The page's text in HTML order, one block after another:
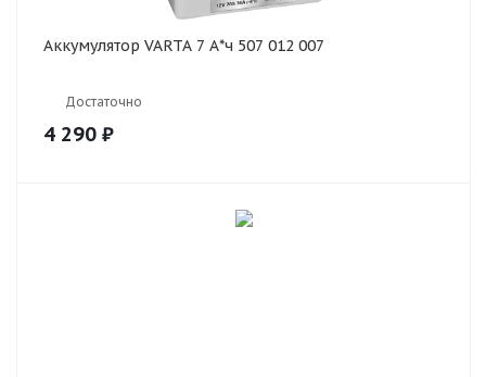
Аккумулятор VARTA 7 А*ч 507 012 007
Достаточно
4 290 ₽